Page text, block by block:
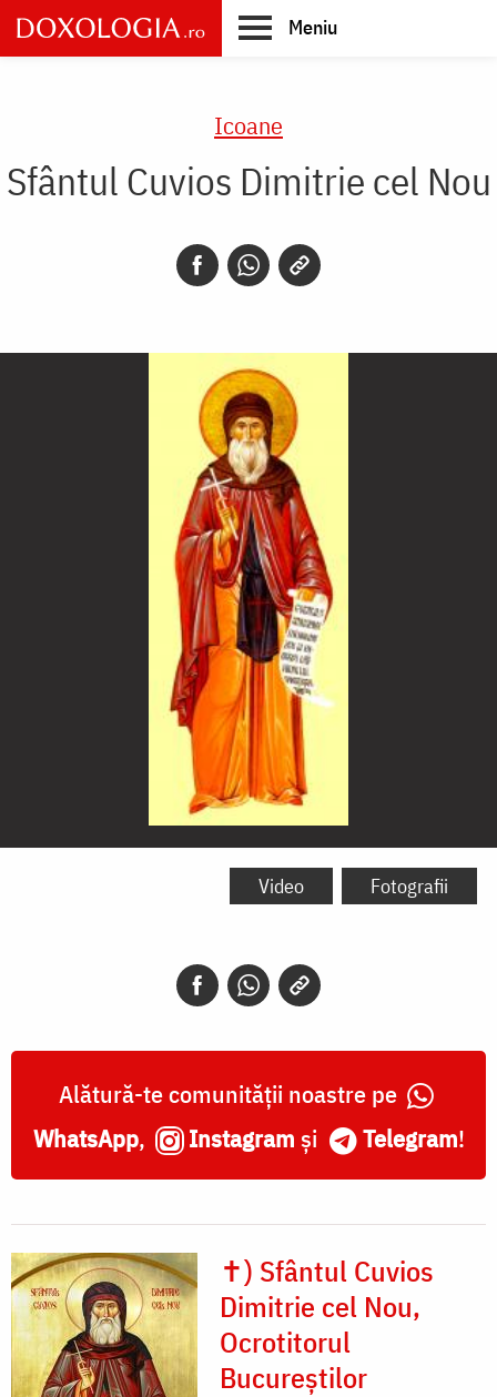
Skip
to
main
Meniu
Icoane
Sfântul Cuvios Dimitrie cel Nou
Sfântul
Video Fotografii
Alătură-te comunității noastre pe
WhatsApp, Instagram și Telegram!
✝) Sfântul Cuvios
Dimitrie cel Nou,
Ocrotitorul
Bucureștilor